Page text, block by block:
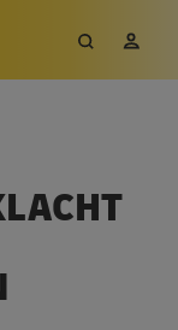
ga naar de
Zoeken